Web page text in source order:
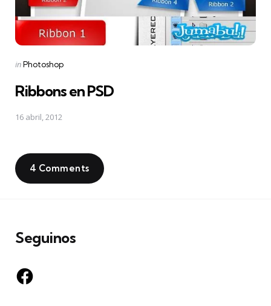
Posted
inPhotoshop
Ribbons en PSD
16 abril, 2012
4 Comments
Seguinos
Facebook